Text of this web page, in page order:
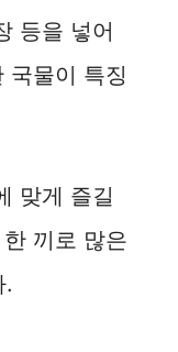
등을 넣어
국물이 특징
맞게 즐길
끼로 많은
.